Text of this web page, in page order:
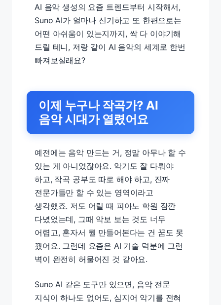
AI 음악 생성의 요즘 트렌드부터 시작해서,
Suno AI가 얼마나 신기하고 또 한편으로는
어떤 아쉬움이 있는지까지, 싹 다 이야기해
드릴 테니, 저랑 같이 AI 음악의 세계로 한번
빠져보실래요?
이제 누구나 작곡가? AI
음악 시대가 열렸어요
예전에는 음악 만드는 거, 정말 아무나 할 수
있는 게 아니었잖아요. 악기도 잘 다뤄야
하고, 작곡 공부도 따로 해야 하고, 진짜
전문가들만 할 수 있는 영역이라고
생각했죠. 저도 어릴 때 피아노 학원 잠깐
다녔었는데, 그때 악보 보는 것도 너무
어렵고, 혼자서 뭘 만들어본다는 건 꿈도 못
꿨어요. 그런데 요즘은 AI 기술 덕분에 그런
벽이 완전히 허물어진 것 같아요.
Suno AI 같은 도구만 있으면, 음악 전문
지식이 하나도 없어도, 심지어 악기를 전혀